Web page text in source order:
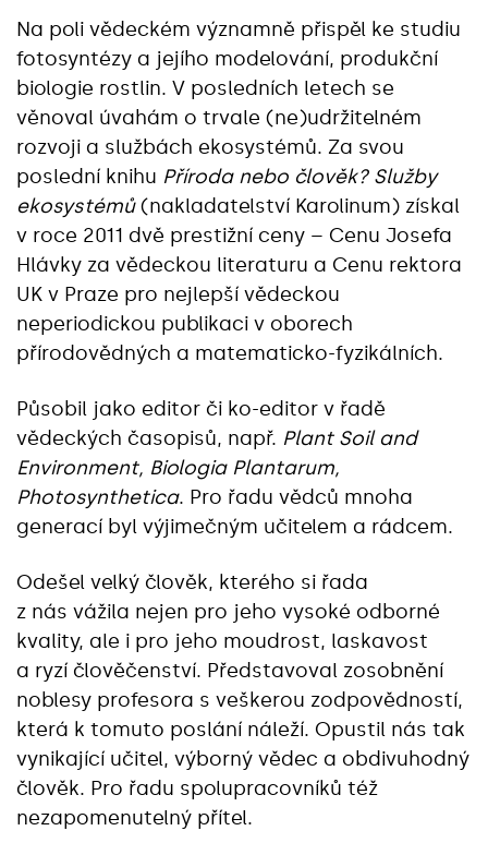
Na poli vědeckém významně přispěl ke studiu
fotosyntézy a jejího modelování, produkční
biologie rostlin. V posledních letech se
věnoval úvahám o trvale (ne)udržitelném
rozvoji a službách ekosystémů. Za svou
poslední knihu Příroda nebo člověk? Služby
ekosystémů(nakladatelství Karolinum) získal
v roce 2011 dvě prestižní ceny – Cenu Josefa
Hlávky za vědeckou literaturu a Cenu rektora
UK v Praze pro nejlepší vědeckou
neperiodickou publikaci v oborech
přírodovědných a matematicko-fyzikálních.
Působil jako editor či ko-editor v řadě
vědeckých časopisů, např. Plant Soil and
Environment, Biologia Plantarum,
Photosynthetica. Pro řadu vědců mnoha
generací byl výjimečným učitelem a rádcem.
Odešel velký člověk, kterého si řada
z nás vážila nejen pro jeho vysoké odborné
kvality, ale i pro jeho moudrost, laskavost
a ryzí člověčenství. Představoval zosobnění
noblesy profesora s veškerou zodpovědností,
která k tomuto poslání náleží. Opustil nás tak
vynikající učitel, výborný vědec a obdivuhodný
člověk. Pro řadu spolupracovníků též
nezapomenutelný přítel.